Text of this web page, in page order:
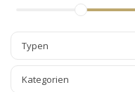
Typen
Kategorien